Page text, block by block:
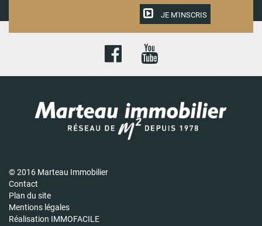
JE M'INSCRIS
© 2016 Marteau Immobilier
Contact
Plan du site
Mentions légales
Réalisation IMMOFACILE